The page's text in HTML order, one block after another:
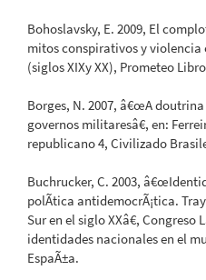
Bohoslavsky, E. 2009, El
mitos conspirativos y violencia
(siglos XIXy XX), Prometeo
Borges, N. 2007, â€œA
governos militaresâ€, en:
republicano 4, Civilizado
Buchrucker, C. 2003,
polÃ­tica antidemocrÃ¡tica.
Sur en el siglo XXâ€, Congreso
identidades nacionales en el
EspaÃ±a.